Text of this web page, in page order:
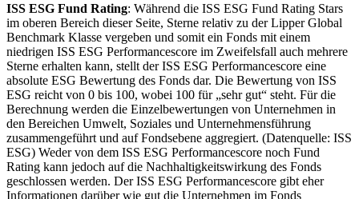
ISS ESG Fund Rating: Während die ISS ESG Fund Rating Stars
im oberen Bereich dieser Seite, Sterne relativ zu der Lipper Global
Benchmark Klasse vergeben und somit ein Fonds mit einem
niedrigen ISS ESG Performancescore im Zweifelsfall auch mehrere
Sterne erhalten kann, stellt der ISS ESG Performancescore eine
absolute ESG Bewertung des Fonds dar. Die Bewertung von ISS
ESG reicht von 0 bis 100, wobei 100 für „sehr gut“ steht. Für die
Berechnung werden die Einzelbewertungen von Unternehmen in
den Bereichen Umwelt, Soziales und Unternehmensführung
zusammengeführt und auf Fondsebene aggregiert. (Datenquelle: ISS
ESG) Weder von dem ISS ESG Performancescore noch Fund
Rating kann jedoch auf die Nachhaltigkeitswirkung des Fonds
geschlossen werden. Der ISS ESG Performancescore gibt eher
Informationen darüber wie gut die Unternehmen im Fonds